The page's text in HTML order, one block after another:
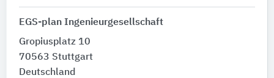
EGS-plan Ingenieurgesellschaft
Gropiusplatz 10
70563 Stuttgart
Deutschland